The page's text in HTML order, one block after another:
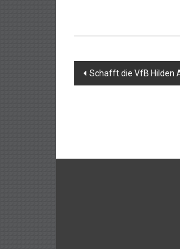
Schafft die VfB Hilden